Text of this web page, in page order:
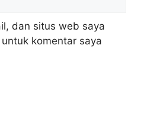
dan situs web saya
komentar saya